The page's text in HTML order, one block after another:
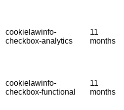
cookielawinfo-
checkbox-analytics
11
months
cookielawinfo-
checkbox-functional
11
months